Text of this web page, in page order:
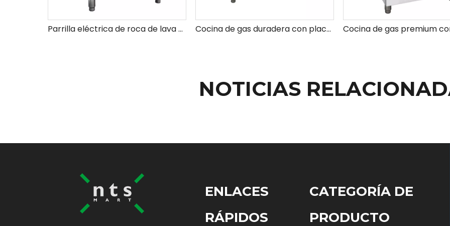
Parrilla eléctrica de roca de lava con gabinete Cocina de gas duradera con placa caliente y temperatura ajustable para todas sus necesidades de cocina
NOTICIAS
ENLACES
RÁPIDOS
CATEGORÍA DE
PRODUCTO